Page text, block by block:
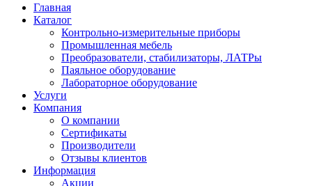
Главная
Каталог
Контрольно-измерительные приборы
Промышленная мебель
Преобразователи, стабилизаторы, ЛАТРы
Паяльное оборудование
Лабораторное оборудование
Услуги
Компания
О компании
Сертификаты
Производители
Отзывы клиентов
Информация
Акции